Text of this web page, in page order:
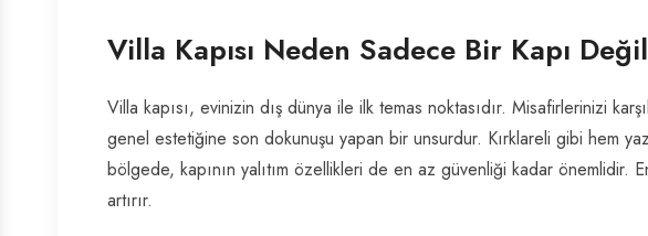
Villa Kapısı Neden Sadece Bir Kapı
Villa kapısı, evinizin dış dünya ile ilk temas noktasıdır. Misafirlerinizi
genel estetiğine son dokunuşu yapan bir unsurdur. Kırklareli gibi hem
bölgede, kapının yalıtım özellikleri de en az güvenliği kadar önemlidir.
artırır.